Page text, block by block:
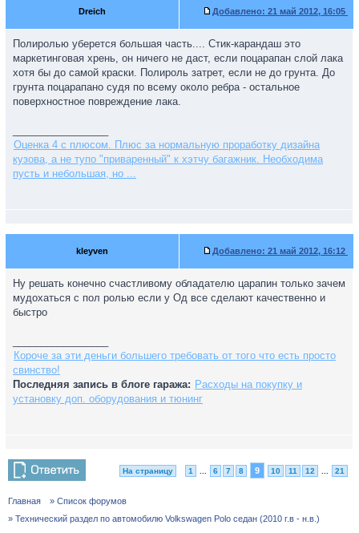
Dreich Добавлено: 21 май 2012, 16:05
Полиролью уберется большая часть.... Стик-карандаш это
маркетинговая хрень, он ничего не даст, если поцарапан слой лака
хотя бы до самой краски. Полироль затрет, если не до грунта. До
грунта поцарапано судя по всему около ребра - остальное
поверхностное повреждение лака.
Оценка 4 с плюсом. Плюс за нормальную проработку дизайна
кузова, а не тупо "приваренный" к хэтчу багажник. Необходима
пусть и небольшая, но ...
kleyven Добавлено: 21 май 2012, 16:12
Ну решать конечно счастливому обладателю царапин только зачем
мудохаться с пол ролью если у Од все сделают качественно и
быстро
Короче за эти деньги большего требовать от того что есть просто
свинство!
Последняя запись в блоге гаража: Расходы на покупку и
установку доп. оборудования и тюнинг
На страницу 1 6 7 8 9 10 11 12 21
Главная
» Список форумов
» Технический раздел по автомобилю Volkswagen Polo седан (2010 г.в - н.в.)